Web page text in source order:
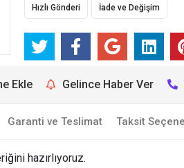
Hızlı Gönderi İade ve Değişim
Ekle Gelince Haber Ver
Garanti ve Teslimat Taksit
hazırlıyoruz.